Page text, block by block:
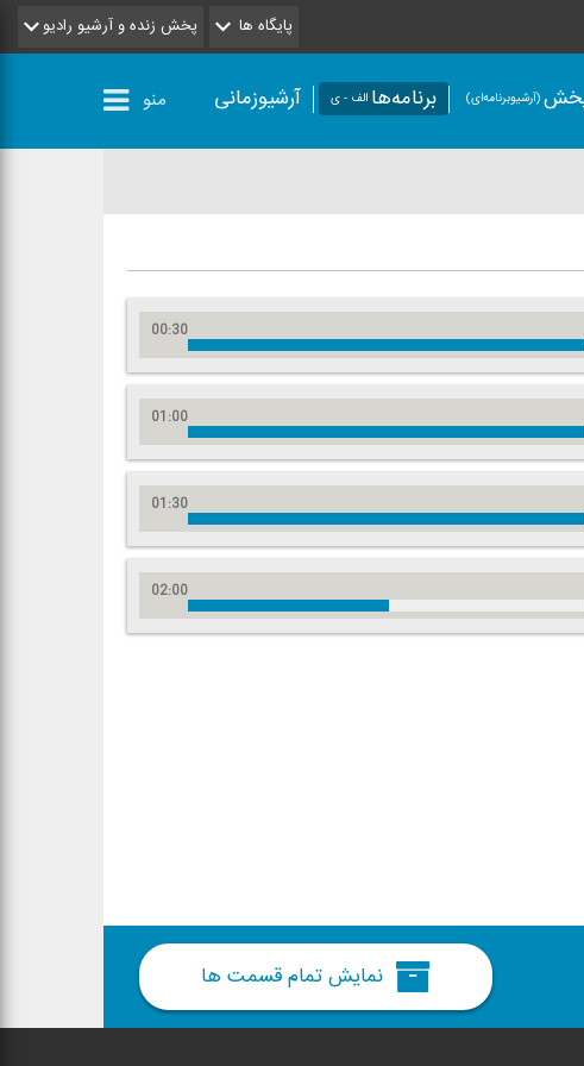
پایگاه ها پخش زنده و آرشیو رادیو
(آرشیو‌برنامه‌ای) برنامه‌ها الف - ی آرشیوزمانی منو
00:30
01:00
01:30
02:00
نمایش تمام قسمت ها